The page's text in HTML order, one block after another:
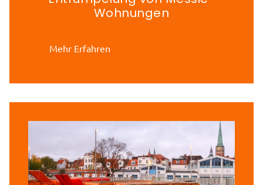
Wohnungen
Mehr Erfahren